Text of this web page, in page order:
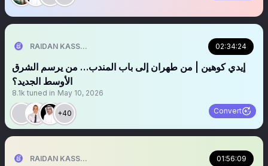
02:34:24
‏‏‏‏إيدي كوهين | من طهران إلى باب المندب… من يرسم الشرق
الأوسط الجديد؟
8.1k tuned in May 10, 2026
+40 Convert
01:56:09